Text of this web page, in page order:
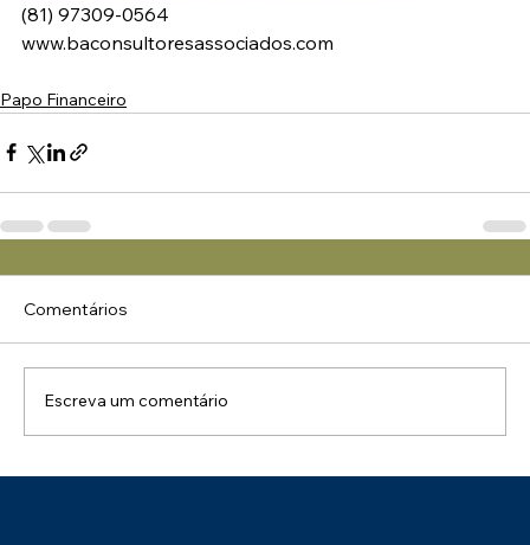
(81) 97309-0564
www.baconsultoresassociados.com
Papo Financeiro
Comentários
Escreva um comentário